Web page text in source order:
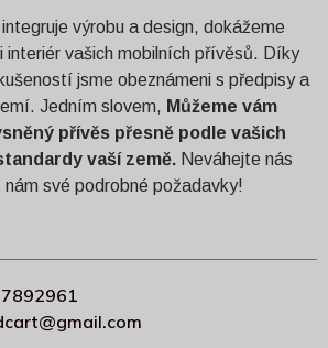
výrobu a design, dokážeme
interiér vašich mobilních přívěsů. Díky
jsme obeznámeni s předpisy a
Jedním slovem, Můžeme vám
přívěs přesně podle vašich
vaší země. Neváhejte nás
své podrobné požadavky!